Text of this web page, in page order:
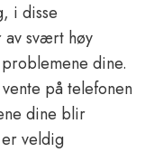
i disse
av svært høy
dine.
på telefonen
dine blir
veldig